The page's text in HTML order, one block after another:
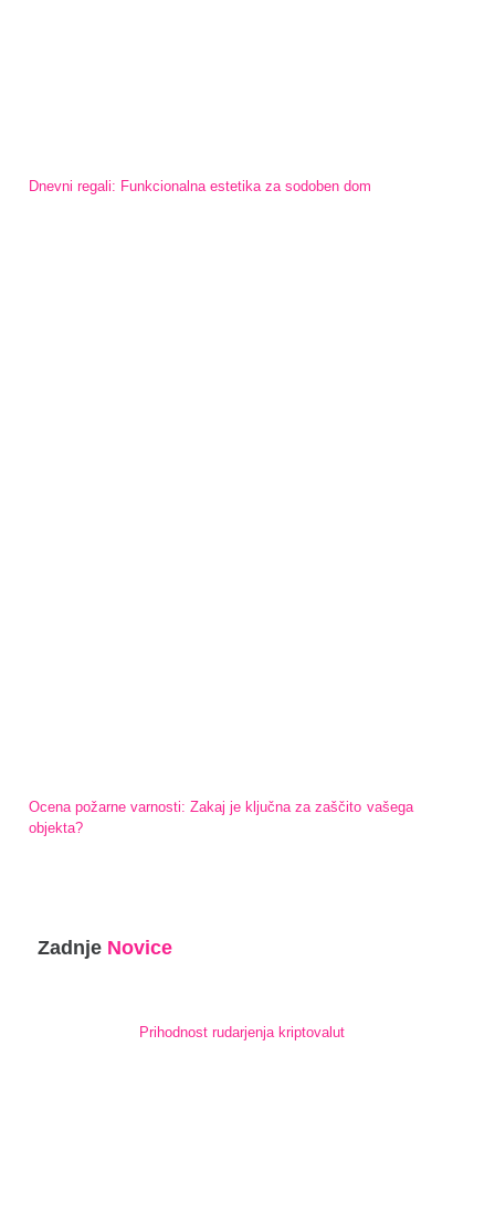
Dnevni regali: Funkcionalna estetika za sodoben dom
Ocena požarne varnosti: Zakaj je ključna za zaščito vašega
objekta?
Zadnje Novice
Prihodnost rudarjenja kriptovalut